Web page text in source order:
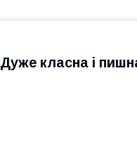
Дуже класна і